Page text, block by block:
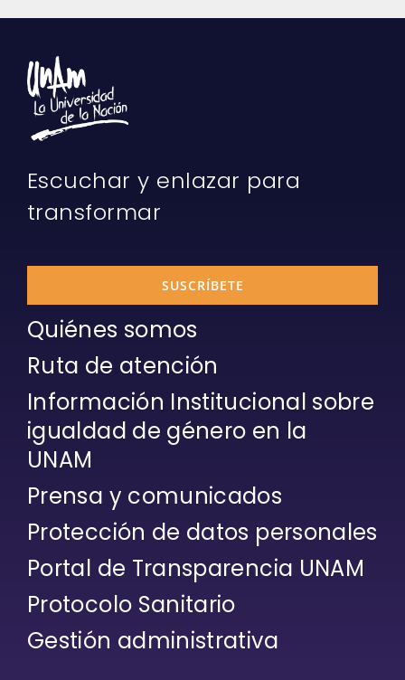
Escuchar y enlazar para
transformar
SUSCRÍBETE
Quiénes somos
Ruta de atención
Información Institucional sobre
igualdad de género en la
UNAM
Prensa y comunicados
Protección de datos personales
Portal de Transparencia UNAM
Protocolo Sanitario
Gestión administrativa